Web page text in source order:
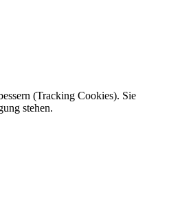
(Tracking Cookies). Sie
stehen.